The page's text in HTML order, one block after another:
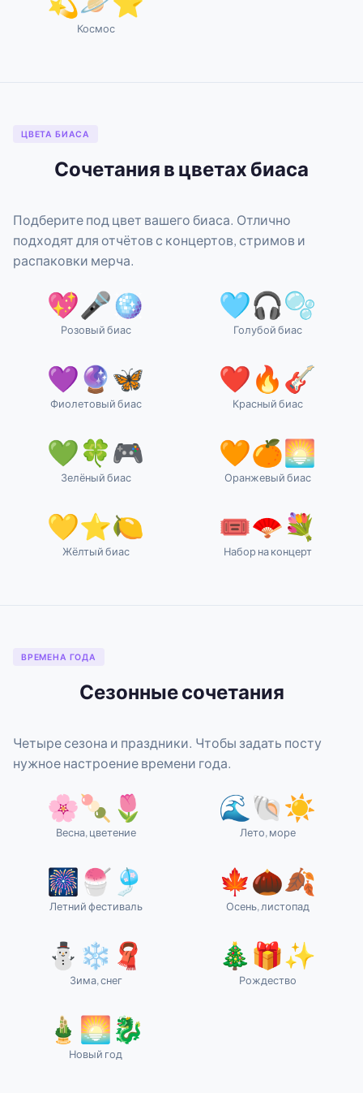
Космос
ЦВЕТА БИАСА
Сочетания в цветах биаса
Подберите под цвет вашего биаса. Отлично
подходят для отчётов с концертов, стримов и
распаковки мерча.
💖🎤🪩
Розовый биас
🩵🎧🫧
Голубой биас
💜🔮🦋
Фиолетовый биас
❤️🔥🎸
Красный биас
💚🍀🎮
Зелёный биас
🧡🍊🌅
Оранжевый биас
💛⭐🍋
Жёлтый биас
🎟️🪭💐
Набор на концерт
ВРЕМЕНА ГОДА
Сезонные сочетания
Четыре сезона и праздники. Чтобы задать посту
нужное настроение времени года.
🌸🍡🌷
Весна, цветение
🌊🐚☀️
Лето, море
🎆🍧🎐
Летний фестиваль
🍁🌰🍂
Осень, листопад
⛄❄️🧣
Зима, снег
🎄🎁✨
Рождество
🎍🌅🐉
Новый год